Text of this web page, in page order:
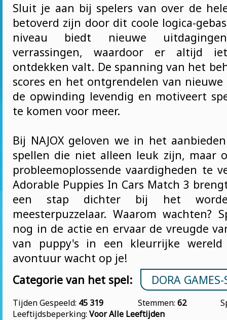
Sluit je aan bij spelers van over de
betoverd zijn door dit coole logica-
niveau biedt nieuwe
verrassingen, waardoor er altijd
ontdekken valt. De spanning van het
scores en het ontgrendelen van
de opwinding levendig en motiveert
te komen voor meer.
Bij NAJOX geloven we in het
spellen die niet alleen leuk zijn, maar
probleemoplossende vaardigheden te
Adorable Puppies In Cars Match 3
een stap dichter bij het
meesterpuzzelaar. Waarom wachten?
nog in de actie en ervaar de vreugde
van puppy's in een kleurrijke wereld
avontuur wacht op je!
Categorie van het spel:
DORA GAMES-
Tijden Gespeeld: 45 319 Stemmen: 62
Leeftijdsbeperking: Voor Alle Leeftijden